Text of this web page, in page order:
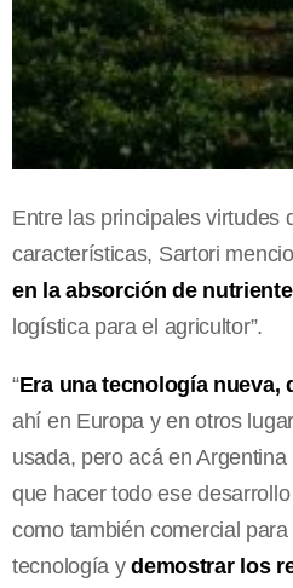
Entre las principales virtudes
características, Sartori
en la absorción de
logística para el agricultor”.
“Era una tecnología nueva,
ahí en Europa y en otros
usada, pero acá en
que hacer todo ese
como también comercial
tecnología ydemostrar los